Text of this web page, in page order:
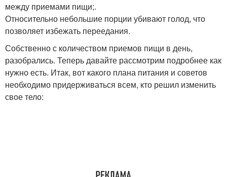
между приемами пищи;.
Относительно небольшие порции убивают голод, что
позволяет избежать переедания.
Собственно с количеством приемов пищи в день,
разобрались. Теперь давайте рассмотрим подробнее как
нужно есть. Итак, вот какого плана питания и советов
необходимо придерживаться всем, кто решил изменить
свое тело: